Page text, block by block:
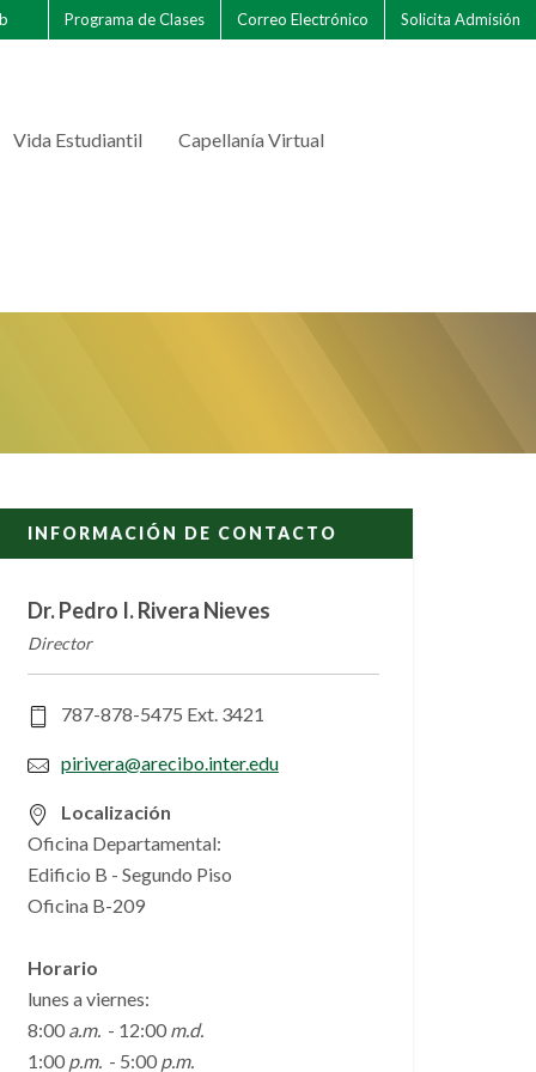
Programa de Clases Correo Electrónico Solicita Admisión
Vida Estudiantil Capellanía Virtual
INFORMACIÓN DE CONTACTO
Dr. Pedro I. Rivera Nieves
Director
787-878-5475 Ext. 3421
pirivera@arecibo.inter.edu
Localización
Oficina Departamental:
Edificio B - Segundo Piso
Oficina B-209
Horario
lunes a viernes:
8:00 a.m. - 12:00 m.d.
1:00 p.m. - 5:00 p.m.